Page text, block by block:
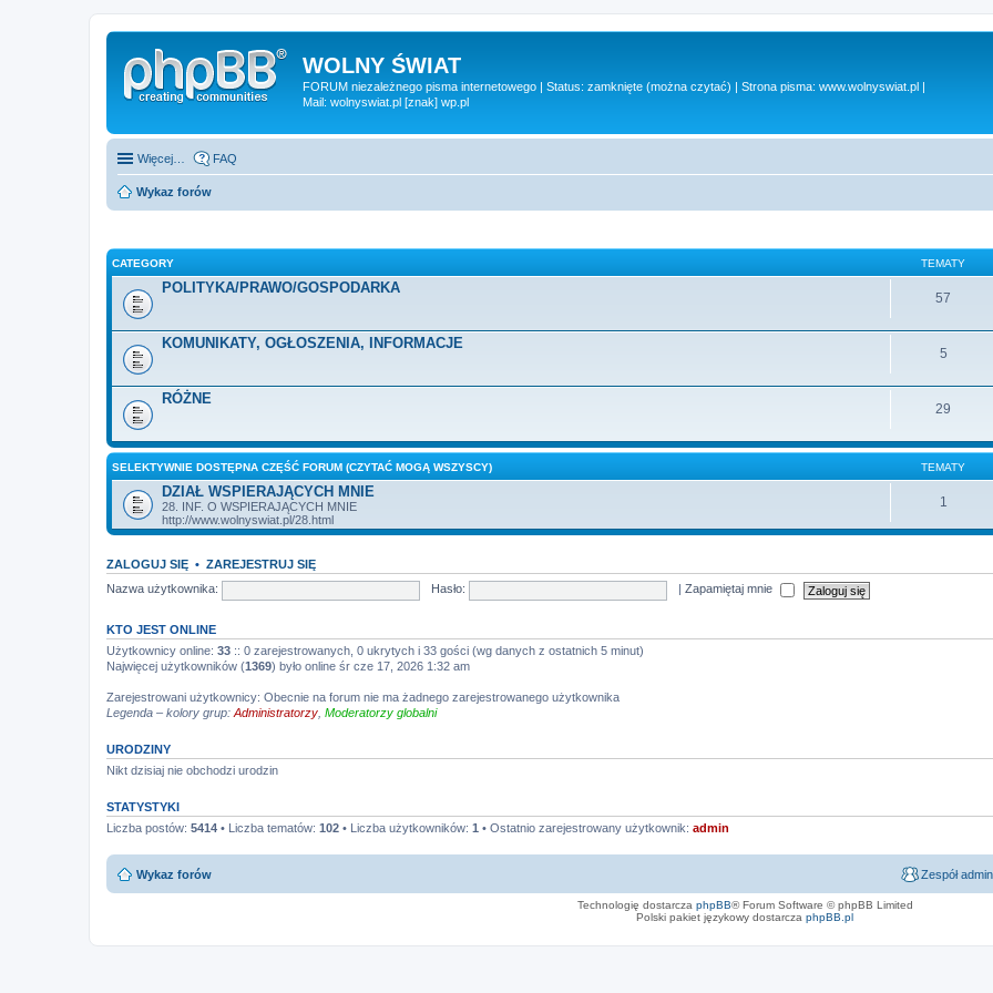
WOLNY ŚWIAT
FORUM niezależnego pisma internetowego | Status: zamknięte (można czytać) | Strona pisma: www.wolnyswiat.pl |
Mail: wolnyswiat.pl [znak] wp.pl
Więcej… FAQ
Wykaz forów
CATEGORY TEMATY
POLITYKA/PRAWO/GOSPODARKA
57
KOMUNIKATY, OGŁOSZENIA, INFORMACJE
5
RÓŻNE
29
SELEKTYWNIE DOSTĘPNA CZĘŚĆ FORUM (CZYTAĆ MOGĄ WSZYSCY) TEMATY
DZIAŁ WSPIERAJĄCYCH MNIE
28. INF. O WSPIERAJĄCYCH MNIE
http://www.wolnyswiat.pl/28.html
1
ZALOGUJ SIĘ • ZAREJESTRUJ SIĘ
Nazwa użytkownika:
Hasło: Zapamiętaj mnie
KTO JEST ONLINE
Użytkownicy online: 33 :: 0 zarejestrowanych, 0 ukrytych i 33 gości (wg danych z ostatnich 5 minut)
Najwięcej użytkowników (1369) było online śr cze 17, 2026 1:32 am
Zarejestrowani użytkownicy: Obecnie na forum nie ma żadnego zarejestrowanego użytkownika
Legenda – kolory grup: Administratorzy Moderatorzy globalni
URODZINY
Nikt dzisiaj nie obchodzi urodzin
STATYSTYKI
Liczba postów: 5414 • Liczba tematów: 102 • Liczba użytkowników: 1 • Ostatnio zarejestrowany użytkownik: admin
Wykaz forów Zespół
Technologię dostarcza phpBB® Forum Software © phpBB Limited
Polski pakiet językowy dostarcza phpBB.pl